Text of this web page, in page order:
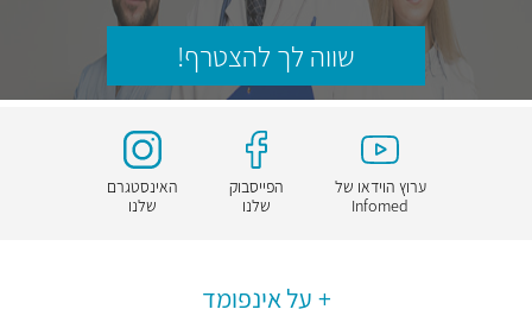
שווה לך להצטרף!
ערוץ הוידאו של
Infomed
הפייסבוק
שלנו
האינסטגרם
שלנו
על אינפומד